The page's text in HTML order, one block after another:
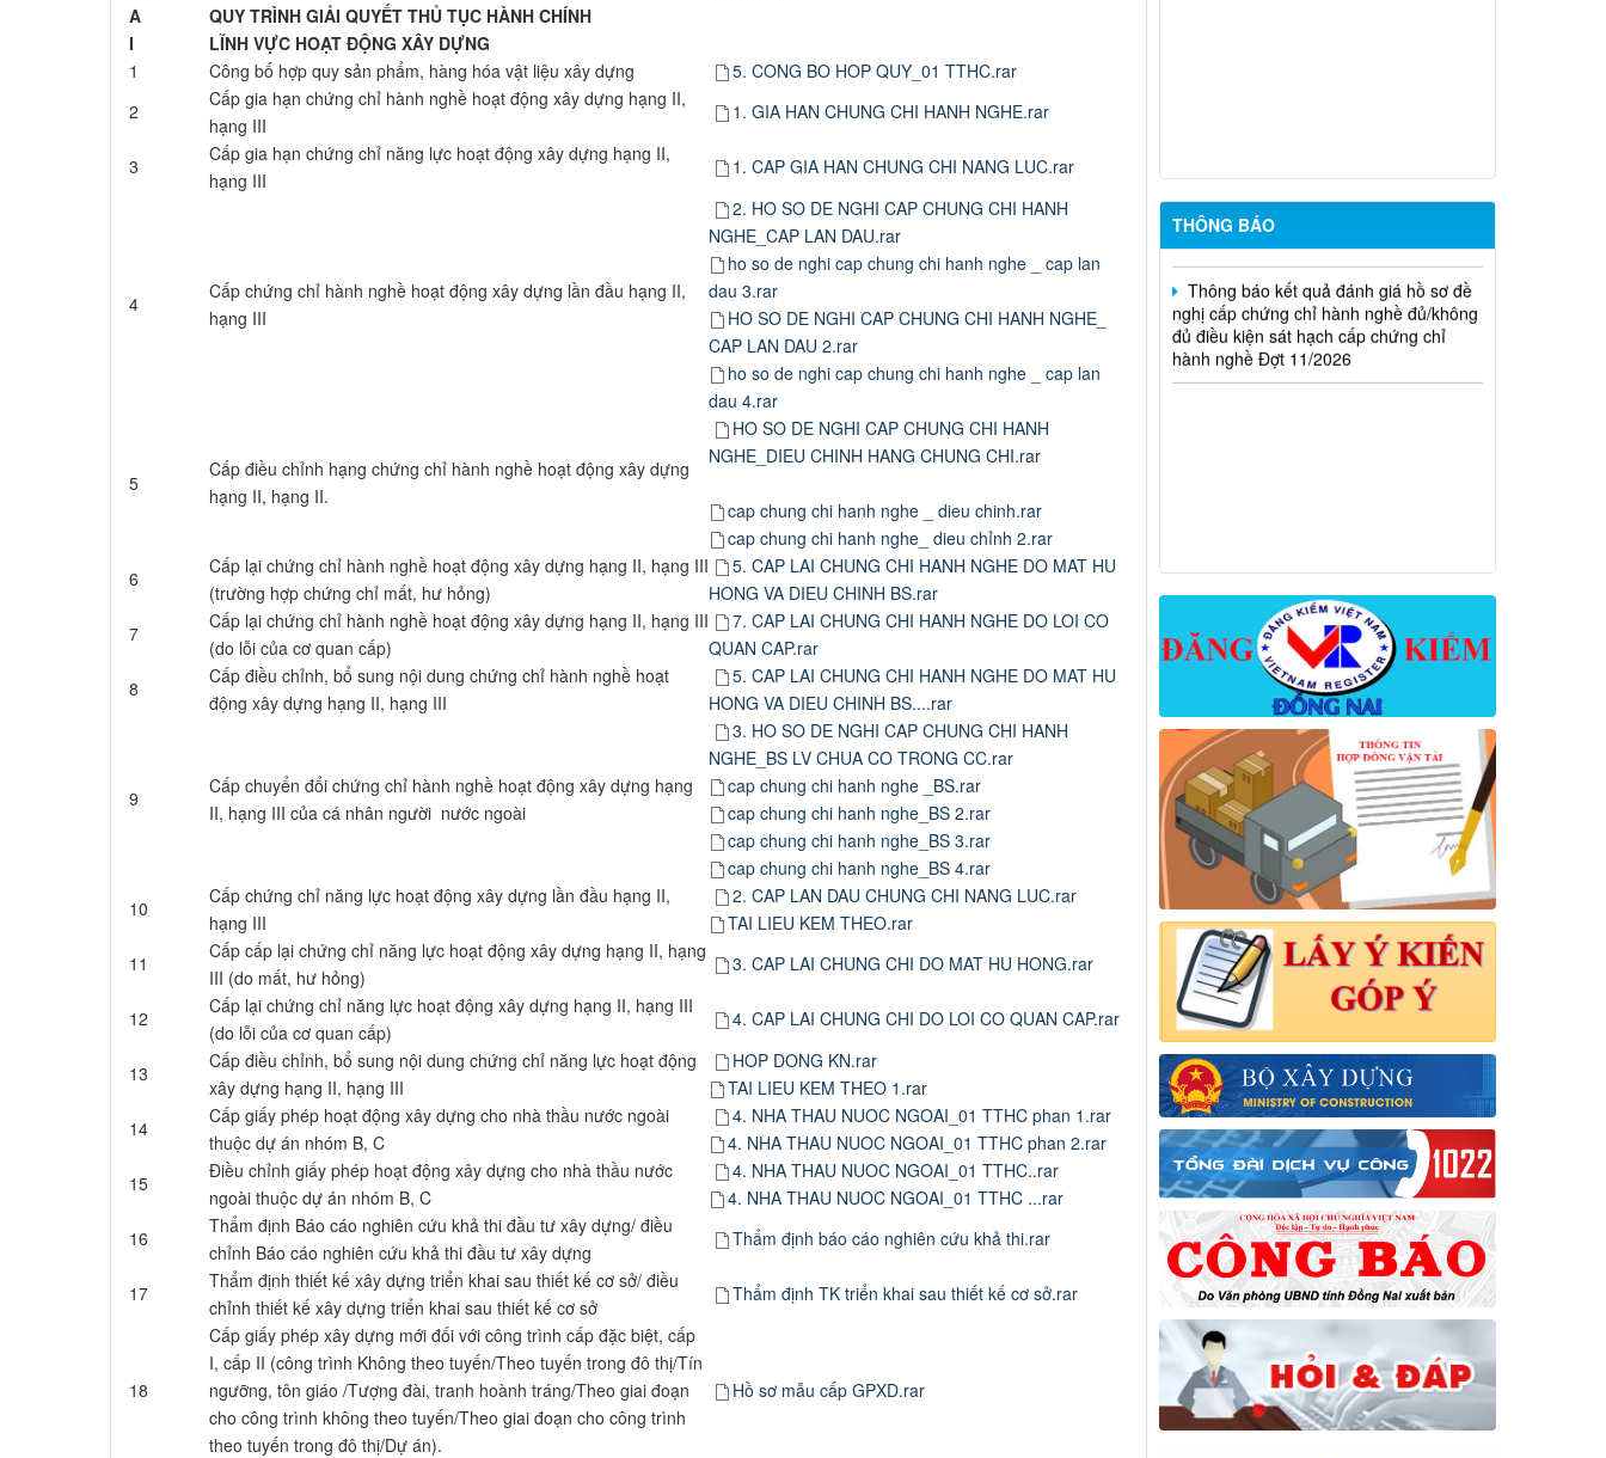
A
QUY TRÌNH GIẢI QUYẾT THỦ TỤC HÀNH CHÍNH
I​
LĨNH VỰC HOẠT ĐỘNG XÂY DỰNG
1
Công bố hợp quy sản phẩm, hàng hóa vật liệu xây dựng
5. CONG BO HOP QUY_01 TTHC.rar
2
Cấp gia hạn chứng chỉ hành nghề hoạt động xây dựng hạng II,
hạng III
1. GIA HAN CHUNG CHI HANH NGHE.rar
3
Cấp gia hạn chứng chỉ năng lực hoạt động xây dựng hạng II,
hạng III
1. CAP GIA HAN CHUNG CHI NANG LUC.rar
4
Cấp chứng chỉ hành nghề hoạt động xây dựng lần đầu hạng II,
hạng III
2. HO SO DE NGHI CAP CHUNG CHI HANH
NGHE_CAP LAN DAU.rar
ho so de nghi cap chung chi hanh nghe _ cap lan
dau 3.rar
HO SO DE NGHI CAP CHUNG CHI HANH NGHE_
CAP LAN DAU 2.rar
ho so de nghi cap chung chi hanh nghe _ cap lan
dau 4.rar
5
Cấp điều chỉnh hạng chứng chỉ hành nghề hoạt động xây dựng
hạng II, hạng II.
HO SO DE NGHI CAP CHUNG CHI HANH
NGHE_DIEU CHINH HANG CHUNG CHI.rar
cap chung chi hanh nghe _ dieu chinh.rar
cap chung chi hanh nghe_ dieu chỉnh 2.rar
6
Cấp lại chứng chỉ hành nghề hoạt động xây dựng hạng II, hạng III
(trường hợp chứng chỉ mất, hư hỏng)
5. CAP LAI CHUNG CHI HANH NGHE DO MAT HU
HONG VA DIEU CHINH BS.rar
7
Cấp lại chứng chỉ hành nghề hoạt động xây dựng hạng II, hạng III
(do lỗi của cơ quan cấp)
7. CAP LAI CHUNG CHI HANH NGHE DO LOI CO
QUAN CAP.rar
8
Cấp điều chỉnh, bổ sung nội dung chứng chỉ hành nghề hoạt
động xây dựng hạng II, hạng III
5. CAP LAI CHUNG CHI HANH NGHE DO MAT HU
HONG VA DIEU CHINH BS....rar
9
Cấp chuyển đổi chứng chỉ hành nghề hoạt động xây dựng hạng
II, hạng III của cá nhân người nước ngoài
3. HO SO DE NGHI CAP CHUNG CHI HANH
NGHE_BS LV CHUA CO TRONG CC.rar
cap chung chi hanh nghe _BS.rar
cap chung chi hanh nghe_BS 2.rar
cap chung chi hanh nghe_BS 3.rar
cap chung chi hanh nghe_BS 4.rar
10
Cấp chứng chỉ năng lực hoạt động xây dựng lần đầu hạng II,
hạng III
2. CAP LAN DAU CHUNG CHI NANG LUC.rar
TAI LIEU KEM THEO.rar
11
Cấp cấp lại chứng chỉ năng lực hoạt động xây dựng hạng II, hạng
III (do mất, hư hỏng)
3. CAP LAI CHUNG CHI DO MAT HU HONG.rar
12
Cấp lại chứng chỉ năng lực hoạt động xây dựng hạng II, hạng III
(do lỗi của cơ quan cấp)
4. CAP LAI CHUNG CHI DO LOI CO QUAN CAP.rar
13
Cấp điều chỉnh, bổ sung nội dung chứng chỉ năng lực hoạt động
xây dựng hạng II, hạng III
HOP DONG KN.rar
TAI LIEU KEM THEO 1.rar
14
Cấp giấy phép hoạt động xây dựng cho nhà thầu nước ngoài
thuộc dự án nhóm B, C
4. NHA THAU NUOC NGOAI_01 TTHC phan 1.rar
4. NHA THAU NUOC NGOAI_01 TTHC phan 2.rar
15
Điều chỉnh giấy phép hoạt động xây dựng cho nhà thầu nước
ngoài thuộc dự án nhóm B, C
4. NHA THAU NUOC NGOAI_01 TTHC..rar
4. NHA THAU NUOC NGOAI_01 TTHC ...rar
16
Thẩm định Báo cáo nghiên cứu khả thi đầu tư xây dựng/ điều
chỉnh Báo cáo nghiên cứu khả thi đầu tư xây dựng
Thẩm định báo cáo nghiên cứu khả thi.rar
17
Thẩm định thiết kế xây dựng triển khai sau thiết kế cơ sở/ điều
chỉnh thiết kế xây dựng triển khai sau thiết kế cơ sở
Thẩm định TK triển khai sau thiết kế cơ sở.rar
18
Cấp giấy phép xây dựng mới đối với công trình cấp đặc biệt, cấp
I, cấp II (công trình Không theo tuyến/Theo tuyến trong đô thị/Tín
ngưỡng, tôn giáo /Tượng đài, tranh hoành tráng/Theo giai đoạn
cho công trình không theo tuyến/Theo giai đoạn cho công trình
theo tuyến trong đô thị/Dự án).
Hồ sơ mẫu cấp GPXD.rar
THÔNG BÁO
hành nghề Đợt 10/2026
nghị cấp chứng chỉ hành nghề đủ/không
đủ điều kiện sát hạch cấp chứng chỉ
hành nghề Đợt 11/2026